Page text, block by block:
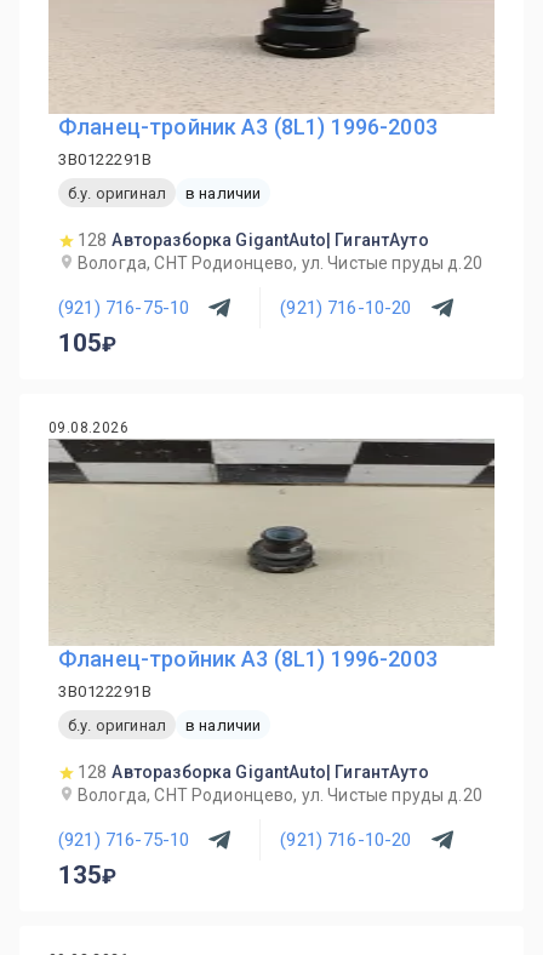
Фланец-тройник A3 (8L1) 1996-2003
3B0122291B
б.у. оригинал
в наличии
128 Авторазборка GigantAuto| ГигантАуто
Вологда, СНТ Родионцево, ул. Чистые пруды д.20
(921) 716-75-10 (921) 716-10-20
105
09.08.2026
Фланец-тройник A3 (8L1) 1996-2003
3B0122291B
б.у. оригинал
в наличии
128 Авторазборка GigantAuto| ГигантАуто
Вологда, СНТ Родионцево, ул. Чистые пруды д.20
(921) 716-75-10 (921) 716-10-20
135